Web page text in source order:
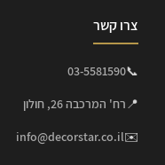
צרו קשר
📞
03-5581590
📍רח' המרכבה 26, חולון
✉️
info@decorstar.co.il